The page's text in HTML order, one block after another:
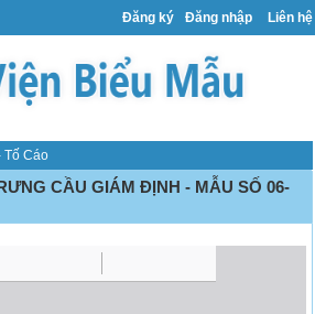
Đăng ký Đăng nhập Liên hệ
Tố Cáo
CẦU GIÁM ĐỊNH - MẪU SỐ 06-